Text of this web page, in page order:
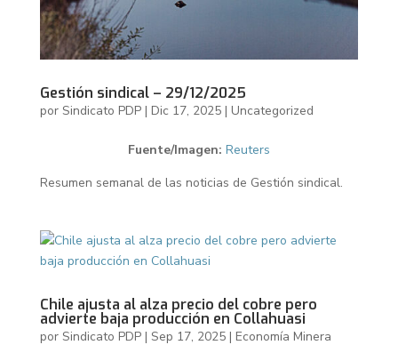
Gestión sindical – 29/12/2025
por Sindicato PDP| Dic 17, 2025| Uncategorized
Fuente/Imagen: Reuters
Resumen semanal de las noticias de Gestión sindical.
Chile ajusta al alza precio del cobre pero
advierte baja producción en Collahuasi
por Sindicato PDP| Sep 17, 2025| Economía Minera